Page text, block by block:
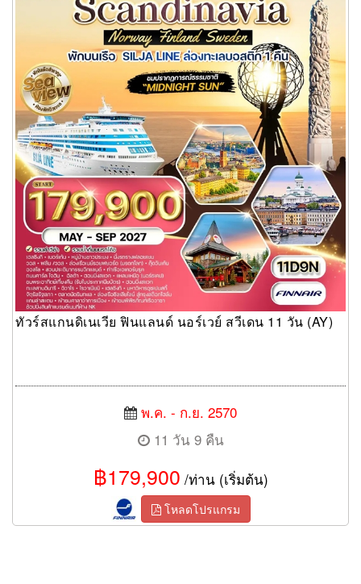
ทัวร์สแกนดิเนเวีย ฟินแลนด์ นอร์เวย์ สวีเดน 11 วัน (AY)
พ.ค. - ก.ย. 2570
11 วัน 9 คืน
฿179,900 /ท่าน (เริ่มต้น)
โหลดโปรแกรม